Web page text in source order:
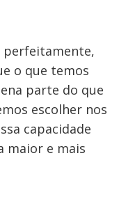
perfeitamente,
o que temos
parte do que
escolher nos
capacidade
maior e mais